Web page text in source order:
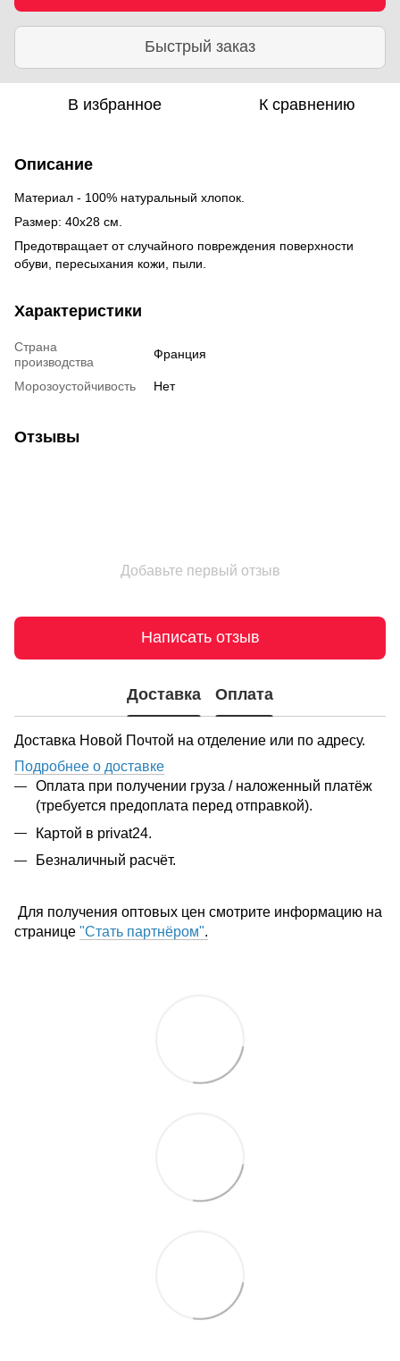
Быстрый заказ
В избранное К сравнению
Описание
Материал - 100% натуральный хлопок.
Размер: 40x28 см.
Предотвращает от случайного повреждения поверхности
обуви, пересыхания кожи, пыли.
Характеристики
Страна
производства
Франция
Морозоустойчивость Нет
Отзывы
Добавьте первый отзыв
Написать отзыв
Доставка Оплата
Доставка Новой Почтой на отделение или по адресу.
Подробнее о доставке
Оплата при получении груза / наложенный платёж
(требуется предоплата перед отправкой).
Картой в privat24.
Безналичный расчёт.
Для получения оптовых цен смотрите информацию на
странице "Стать партнёром".